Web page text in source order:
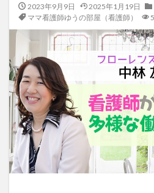
2023年9月9日 2025年1月19日
ママ看護師ゆうの部屋（看護師）
夢かたる人
ママ看護師ゆう
ママ看護師ゆうの部屋（他業種）
ブログ
検索